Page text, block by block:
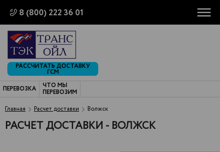
8 (800) 222 36 01
РАССЧИТАТЬ ДОСТАВКУ
ГСМ
ПЕРЕВОЗКА
ЧТО МЫ
ПЕРЕВОЗИМ
Главная
Расчет доставки Волжск
РАСЧЕТ ДОСТАВКИ - ВОЛЖСК